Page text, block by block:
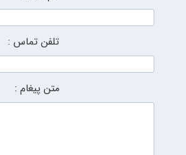
تلفن تماس :
متن پیغام :